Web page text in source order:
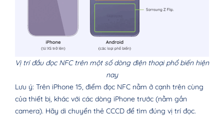
Vị trí đầu đọc NFC trên một số dòng điện thoại phổ biến hiện
nay
Lưu ý: Trên iPhone 15, điểm đọc NFC nằm ở cạnh trên cùng
của thiết bị, khác với các dòng iPhone trước (nằm gần
camera). Hãy di chuyển thẻ CCCD để tìm đúng vị trí đọc.